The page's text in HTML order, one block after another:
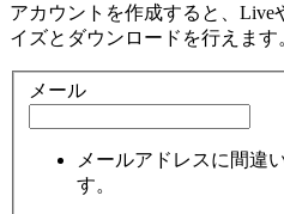
アカウントを作成すると、Live
イズとダウンロードを行えます
メール
メールアドレスに間違
す。